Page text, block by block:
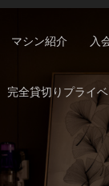
マシン紹介 入
完全貸切りプライ